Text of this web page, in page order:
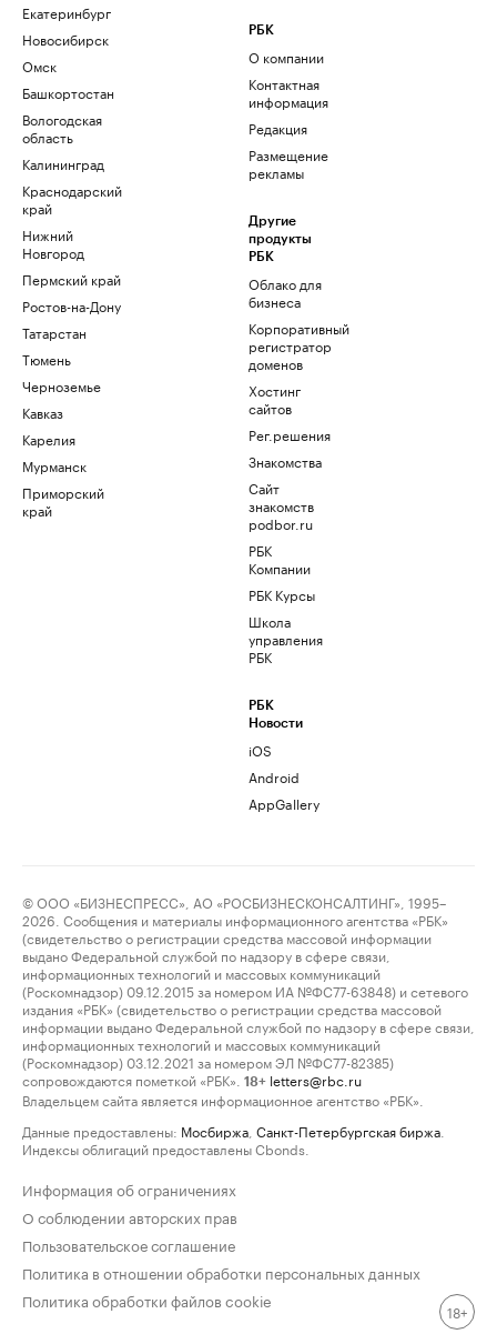
Екатеринбург
Новосибирск
Омск
Башкортостан
Вологодская
область
Калининград
Краснодарский
край
Нижний
Новгород
Пермский край
Ростов-на-Дону
Татарстан
Тюмень
Черноземье
Кавказ
Карелия
Мурманск
Приморский
край
РБК
О компании
Контактная
информация
Редакция
Размещение
рекламы
Другие
продукты
РБК
Облако для
бизнеса
Корпоративный
регистратор
доменов
Хостинг
сайтов
Рег.решения
Знакомства
Сайт
знакомств
podbor.ru
РБК
Компании
РБК Курсы
Школа
управления
РБК
РБК
Новости
iOS
Android
AppGallery
© ООО «БИЗНЕСПРЕСС», АО «РОСБИЗНЕСКОНСАЛТИНГ», 1995–
2026. Сообщения и материалы информационного агентства «РБК»
(свидетельство о регистрации средства массовой информации
выдано Федеральной службой по надзору в сфере связи,
информационных технологий и массовых коммуникаций
(Роскомнадзор) 09.12.2015 за номером ИА №ФС77-63848) и сетевого
издания «РБК» (свидетельство о регистрации средства массовой
информации выдано Федеральной службой по надзору в сфере связи,
информационных технологий и массовых коммуникаций
(Роскомнадзор) 03.12.2021 за номером ЭЛ №ФС77-82385)
сопровождаются пометкой «РБК».
18+ letters@rbc.ru
Владельцем сайта является информационное агентство «РБК».
Данные предоставлены: Мосбиржа Санкт-Петербургская биржа
Индексы облигаций предоставлены Cbonds.
Информация об ограничениях
О соблюдении авторских прав
Пользовательское соглашение
Политика в отношении обработки персональных данных
Политика обработки файлов cookie
18+